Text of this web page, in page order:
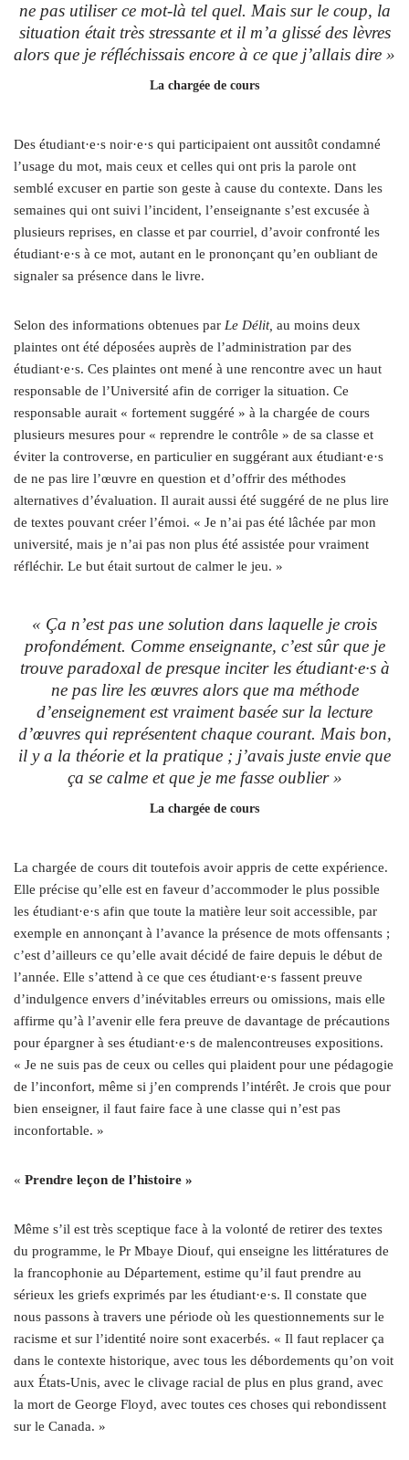
ne pas utiliser ce mot-là tel quel. Mais sur le coup, la
situation était très stressante et il m’a glissé des lèvres
alors que je réfléchissais encore à ce que j’allais dire »
La chargée de cours
Des étudiant·e·s noir·e·s qui participaient ont aussitôt condamné
l’usage du mot, mais ceux et celles qui ont pris la parole ont
semblé excuser en partie son geste à cause du contexte. Dans les
semaines qui ont suivi l’incident, l’enseignante s’est excusée à
plusieurs reprises, en classe et par courriel, d’avoir confronté les
étudiant·e·s à ce mot, autant en le prononçant qu’en oubliant de
signaler sa présence dans le livre.
Selon des informations obtenues par Le Délit, au moins deux
plaintes ont été déposées auprès de l’administration par des
étudiant·e·s. Ces plaintes ont mené à une rencontre avec un haut
responsable de l’Université afin de corriger la situation. Ce
responsable aurait « fortement suggéré » à la chargée de cours
plusieurs mesures pour « reprendre le contrôle » de sa classe et
éviter la controverse, en particulier en suggérant aux étudiant·e·s
de ne pas lire l’œuvre en question et d’offrir des méthodes
alternatives d’évaluation. Il aurait aussi été suggéré de ne plus lire
de textes pouvant créer l’émoi. « Je n’ai pas été lâchée par mon
université, mais je n’ai pas non plus été assistée pour vraiment
réfléchir. Le but était surtout de calmer le jeu. »
« Ça n’est pas une solution dans laquelle je crois
profondément. Comme enseignante, c’est sûr que je
trouve paradoxal de presque inciter les étudiant·e·s à
ne pas lire les œuvres alors que ma méthode
d’enseignement est vraiment basée sur la lecture
d’œuvres qui représentent chaque courant. Mais bon,
il y a la théorie et la pratique ; j’avais juste envie que
ça se calme et que je me fasse oublier »
La chargée de cours
La chargée de cours dit toutefois avoir appris de cette expérience.
Elle précise qu’elle est en faveur d’accommoder le plus possible
les étudiant·e·s afin que toute la matière leur soit accessible, par
exemple en annonçant à l’avance la présence de mots offensants ;
c’est d’ailleurs ce qu’elle avait décidé de faire depuis le début de
l’année. Elle s’attend à ce que ces étudiant·e·s fassent preuve
d’indulgence envers d’inévitables erreurs ou omissions, mais elle
affirme qu’à l’avenir elle fera preuve de davantage de précautions
pour épargner à ses étudiant·e·s de malencontreuses expositions.
« Je ne suis pas de ceux ou celles qui plaident pour une pédagogie
de l’inconfort, même si j’en comprends l’intérêt. Je crois que pour
bien enseigner, il faut faire face à une classe qui n’est pas
inconfortable. »
« Prendre leçon de l’histoire »
Même s’il est très sceptique face à la volonté de retirer des textes
du programme, le Pr Mbaye Diouf, qui enseigne les littératures de
la francophonie au Département, estime qu’il faut prendre au
sérieux les griefs exprimés par les étudiant·e·s. Il constate que
nous passons à travers une période où les questionnements sur le
racisme et sur l’identité noire sont exacerbés. « Il faut replacer ça
dans le contexte historique, avec tous les débordements qu’on voit
aux États-Unis, avec le clivage racial de plus en plus grand, avec
la mort de George Floyd, avec toutes ces choses qui rebondissent
sur le Canada. »